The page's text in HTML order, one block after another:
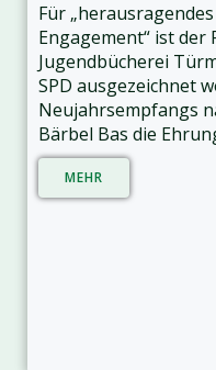
Für
Engagement“ ist der
Jugendbücherei
SPD ausgezeichnet
Neujahrsempfangs
Bärbel Bas die
MEHR